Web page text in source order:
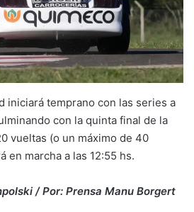
iniciará temprano con las series a
con la quinta final de la
vueltas (o un máximo de 40
en marcha a las 12:55 hs.
/ Por: Prensa Manu Borgert